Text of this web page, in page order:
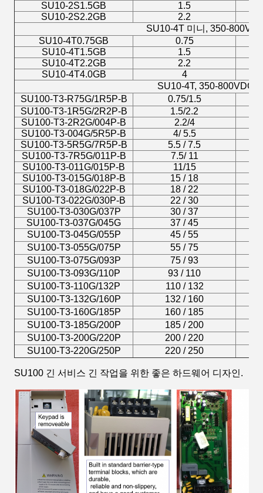
SU10-2S1.5GB
1.5
SU10-2S2.2GB
2.2
SU10-4T 미니, 350-
SU10-4T0.75GB
0.75
SU10-4T1.5GB
1.5
SU10-4T2.2GB
2.2
SU10-4T4.0GB
4
SU10-4T, 350-800VDC
SU100-T3-R75G/1R5P-B
0.75/1.5
SU100-T3-1R5G/2R2P-B
1.5/2.2
SU100-T3-2R2G/004P-B
2.2/4
SU100-T3-004G/5R5P-B
4/ 5.5
SU100-T3-5R5G/7R5P-B
5.5 / 7.5
SU100-T3-7R5G/011P-B
7.5/ 11
SU100-T3-011G/015P-B
11/15
SU100-T3-015G/018P-B
15 / 18
SU100-T3-018G/022P-B
18 / 22
SU100-T3-022G/030P-B
22 / 30
SU100-T3-030G/037P
30 / 37
SU100-T3-037G/045G
37 / 45
SU100-T3-045G/055P
45 / 55
SU100-T3-055G/075P
55 / 75
SU100-T3-075G/093P
75 / 93
SU100-T3-093G/110P
93 / 110
SU100-T3-110G/132P
110 / 132
SU100-T3-132G/160P
132 / 160
SU100-T3-160G/185P
160 / 185
SU100-T3-185G/200P
185 / 200
SU100-T3-200G/220P
200 / 220
SU100-T3-220G/250P
220 / 250
SU100 긴 서비스 긴 작업을 위한 좋은 하드웨어 디자인.